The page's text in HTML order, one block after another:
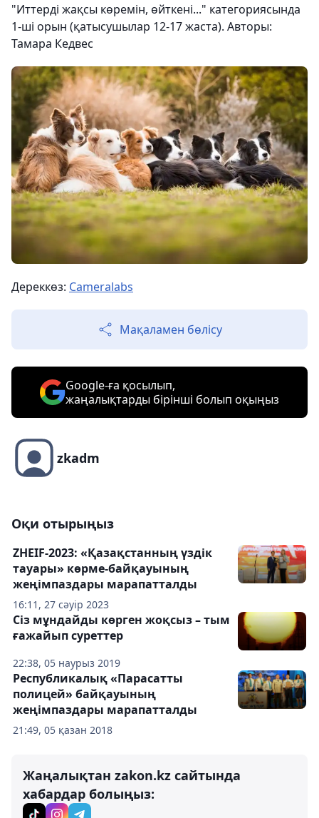
"Иттерді жақсы көремін, өйткені..." категориясында
1-ші орын (қатысушылар 12-17 жаста). Авторы:
Тамара Кедвес
Дереккөз: Cameralabs
Мақаламен бөлісу
Google-ға қосылып,
жаңалықтарды бірінші болып оқыңыз
zkadm
Оқи отырыңыз
16:11, 27 сәуір 2023
ZHEIF-2023: «Қазақстанның үздік
тауары» көрме-байқауының
жеңімпаздары марапатталды
22:38, 05 наурыз 2019
Сіз мұндайды көрген жоқсыз – тым
ғажайып суреттер
21:49, 05 қазан 2018
Республикалық «Парасатты
полицей» байқауының
жеңімпаздары марапатталды
Жаңалықтан zakon.kz сайтында
хабардар болыңыз: